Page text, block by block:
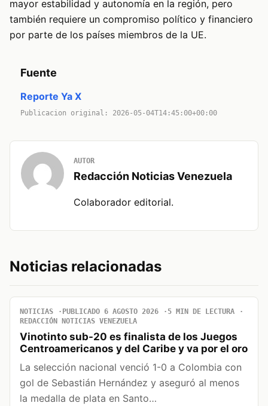
mayor estabilidad y autonomía en la región, pero
también requiere un compromiso político y financiero
por parte de los países miembros de la UE.
Fuente
Reporte Ya X
Publicacion original: 2026-05-04T14:45:00+00:00
AUTOR
Redacción Noticias Venezuela
Colaborador editorial.
Noticias relacionadas
NOTICIAS PUBLICADO 6 AGOSTO 2026
5 MIN DE LECTURA
REDACCIÓN NOTICIAS VENEZUELA
Vinotinto sub-20 es finalista de los Juegos
Centroamericanos y del Caribe y va por el oro
La selección nacional venció 1-0 a Colombia con
gol de Sebastián Hernández y aseguró al menos
la medalla de plata en Santo…